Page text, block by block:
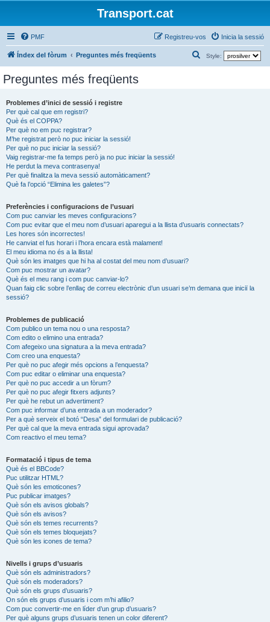
Transport.cat
PMF Inicia la sessió
Registreu-vos
Índex del fòrum Preguntes més freqüents Style:
e
Preguntes més freqüents
Problemes d’inici de sessió i registre
Per què cal que em registri?
Què és el COPPA?
Per què no em puc registrar?
M’he registrat però no puc iniciar la sessió!
Per què no puc iniciar la sessió?
Vaig registrar-me fa temps però ja no puc iniciar la sessió!
He perdut la meva contrasenya!
Per què finalitza la meva sessió automàticament?
Què fa l’opció “Elimina les galetes”?
Preferències i configuracions de l’usuari
Com puc canviar les meves configuracions?
Com puc evitar que el meu nom d’usuari aparegui a la llista d’usuaris connectats?
Les hores són incorrectes!
He canviat el fus horari i l’hora encara està malament!
El meu idioma no és a la llista!
Què són les imatges que hi ha al costat del meu nom d’usuari?
Com puc mostrar un avatar?
Què és el meu rang i com puc canviar-lo?
Quan faig clic sobre l’enllaç de correu electrònic d’un usuari se’m demana que iniciï la
sessió?
Problemes de publicació
Com publico un tema nou o una resposta?
Com edito o elimino una entrada?
Com afegeixo una signatura a la meva entrada?
Com creo una enquesta?
Per què no puc afegir més opcions a l’enquesta?
Com puc editar o eliminar una enquesta?
Per què no puc accedir a un fòrum?
Per què no puc afegir fitxers adjunts?
Per què he rebut un advertiment?
Com puc informar d’una entrada a un moderador?
Per a què serveix el botó “Desa” del formulari de publicació?
Per què cal que la meva entrada sigui aprovada?
Com reactivo el meu tema?
Formatació i tipus de tema
Què és el BBCode?
Puc utilitzar HTML?
Què són les emoticones?
Puc publicar imatges?
Què són els avisos globals?
Què són els avisos?
Què són els temes recurrents?
Què són els temes bloquejats?
Què són les icones de tema?
Nivells i grups d’usuaris
Què són els administradors?
Què són els moderadors?
Què són els grups d’usuaris?
On són els grups d’usuaris i com m’hi afilio?
Com puc convertir-me en líder d’un grup d’usuaris?
Per què alguns grups d’usuaris tenen un color diferent?